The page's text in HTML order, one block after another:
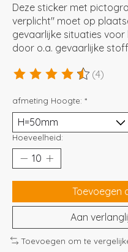
Deze sticker met
verplicht" moet op
gevaarlijke situaties
door o.a. gevaarlijke
De beoordeling van dit
(4)
afmeting Hoogte: *
Hoeveelheid:
Toevoegen
Aan
Toevoegen om te